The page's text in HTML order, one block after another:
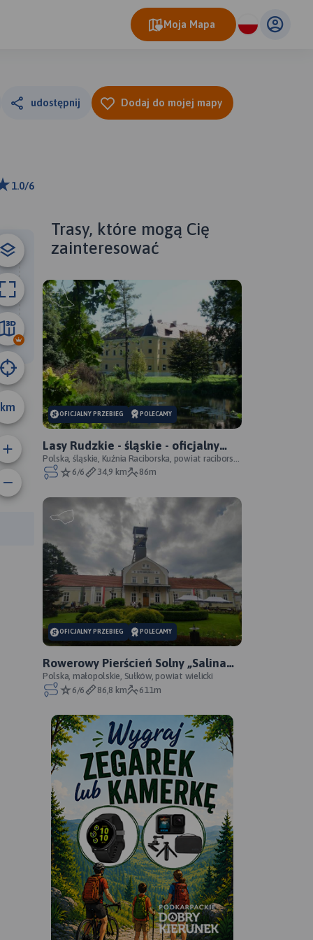
Moja Mapa
udostępnij Dodaj do mojej mapy
1.0/6
km
25 km
Trasy, które mogą Cię
zainteresować
OFICJALNY PRZEBIEG POLECAMY
Lasy Rudzkie - śląskie - oficjalny
przebieg
Polska, śląskie, Kuźnia Raciborska, powiat raciborski,
Park Krajobrazowy Cysterskie Kompozycje Krajo
6/6 34,9 km 86m
OFICJALNY PRZEBIEG POLECAMY
Rowerowy Pierścień Solny „Salina
Cracoviensis” - oficjalny przebieg
Polska, małopolskie, Sułków, powiat wielicki
6/6
86,8 km 611m